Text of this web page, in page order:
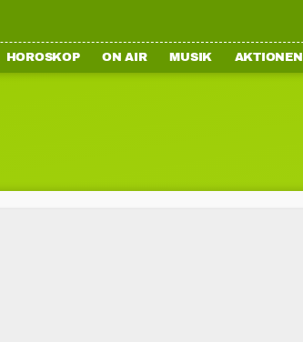
HOROSKOP ON AIR MUSIK AKTIONEN